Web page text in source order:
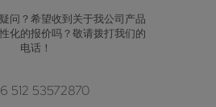
问？希望收到关于我公司产品
化的报价吗？敬请拨打我们的
电话！
512 53572870